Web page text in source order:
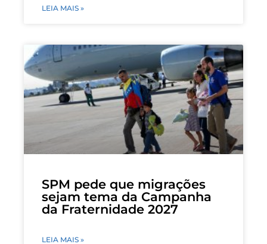
LEIA MAIS »
SPM pede que migrações
sejam tema da Campanha
da Fraternidade 2027
LEIA MAIS »